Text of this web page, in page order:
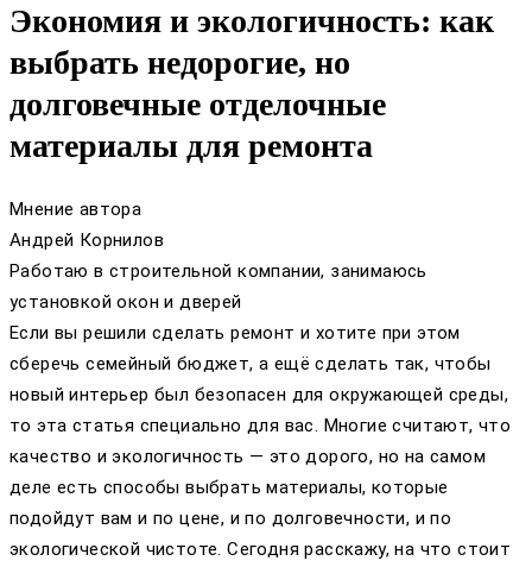
Экономия и экологичность: как
выбрать недорогие, но
долговечные отделочные
материалы для ремонта
Мнение автора
Андрей Корнилов
Работаю в строительной компании, занимаюсь
установкой окон и дверей
Если вы решили сделать ремонт и хотите при этом
сберечь семейный бюджет, а ещё сделать так, чтобы
новый интерьер был безопасен для окружающей среды,
то эта статья специально для вас. Многие считают, что
качество и экологичность — это дорого, но на самом
деле есть способы выбрать материалы, которые
подойдут вам и по цене, и по долговечности, и по
экологической чистоте. Сегодня расскажу, на что стоит